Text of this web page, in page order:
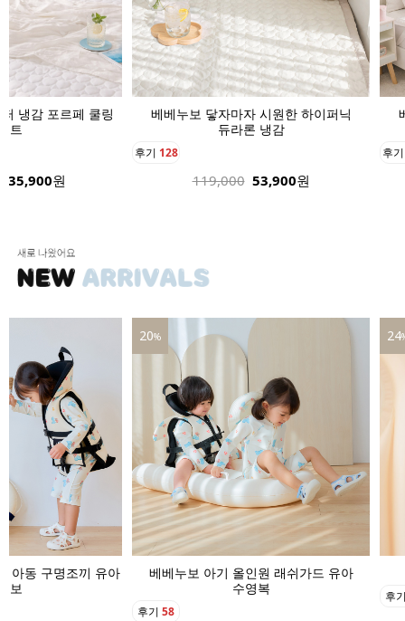
시원한 하이퍼닉
냉감
53,900원
베베누보 닿자마자 시원한 하이퍼닉
듀라론 냉감
후기 136
189,000 75,900원
후
아동 구명조끼 유아
보
20%
베베누보 아기 올인원 래쉬가드 유아
수영복
후기 58
24
후